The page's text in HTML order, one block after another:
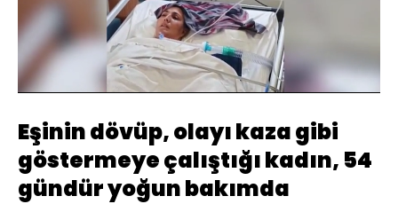
Aç
480
Yüklendi:
41.41%
Hızı
Eşinin dövüp, olayı kaza gibi
göstermeye çalıştığı kadın, 54
gündür yoğun bakımda